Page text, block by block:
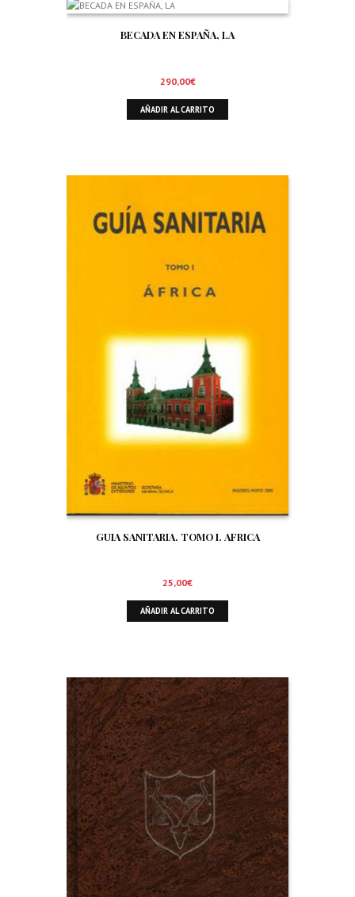
BECADA EN ESPAÑA, LA
290,00€
AÑADIR AL CARRITO
GUIA SANITARIA. TOMO I. AFRICA
25,00€
AÑADIR AL CARRITO